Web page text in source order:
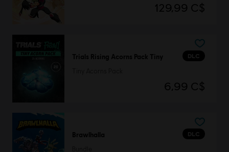
129,99 C$
DLC
Trials Rising Acorns Pack Tiny
6,99 C$
DLC
Brawlhalla